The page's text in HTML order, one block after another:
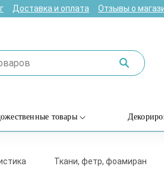
Доставка и оплата Отзывы о
товары
Ткани, фетр, фоамиран